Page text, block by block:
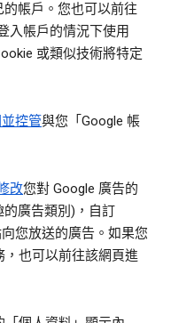
帳戶。您也可以前往
入帳戶的情況下使用
或類似技術將特定
控管與您「Google 帳
改您對 Google 廣告的
廣告類別)，自訂
您放送的廣告。如果您
，也可以前往該網頁進